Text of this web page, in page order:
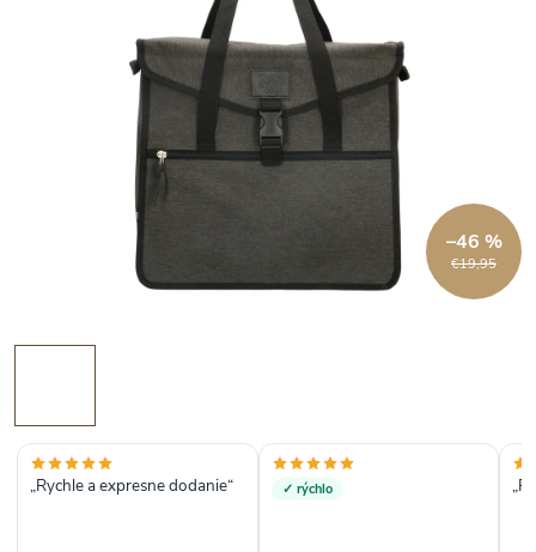
€19,95
–46 %
„Rychle a expresne dodanie“ ✓ rýchlo